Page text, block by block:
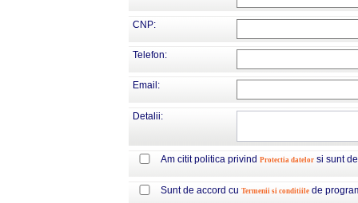
CNP:
Telefon:
Email:
Detalii:
Am citit politica privind Protectia datelor si sunt
Sunt de accord cu Termenii si conditiile de